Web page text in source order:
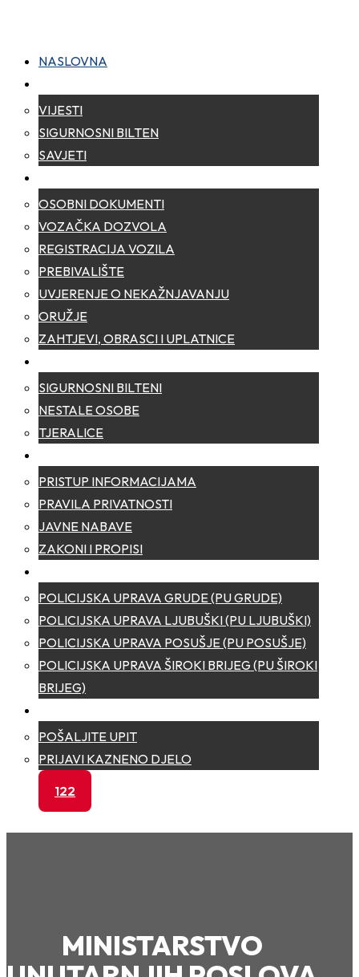
NASLOVNA
VIJESTI
SIGURNOSNI BILTEN
SAVJETI
OSOBNI DOKUMENTI
VOZAČKA DOZVOLA
REGISTRACIJA VOZILA
PREBIVALIŠTE
UVJERENJE O NEKAŽNJAVANJU
ORUŽJE
ZAHTJEVI, OBRASCI I UPLATNICE
SIGURNOSNI BILTENI
NESTALE OSOBE
TJERALICE
PRISTUP INFORMACIJAMA
PRAVILA PRIVATNOSTI
JAVNE NABAVE
ZAKONI I PROPISI
POLICIJSKA UPRAVA GRUDE (PU GRUDE)
POLICIJSKA UPRAVA LJUBUŠKI (PU LJUBUŠKI)
POLICIJSKA UPRAVA POSUŠJE (PU POSUŠJE)
POLICIJSKA UPRAVA ŠIROKI BRIJEG (PU ŠIROKI
BRIJEG)
POŠALJITE UPIT
PRIJAVI KAZNENO DJELO
122
MINISTARSTVO